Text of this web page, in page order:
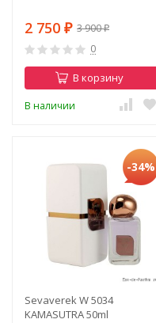
2 750 ₽ 3 900₽
0
В корзину
В наличии
-34%
Sevaverek W 5034
KAMASUTRA 50ml